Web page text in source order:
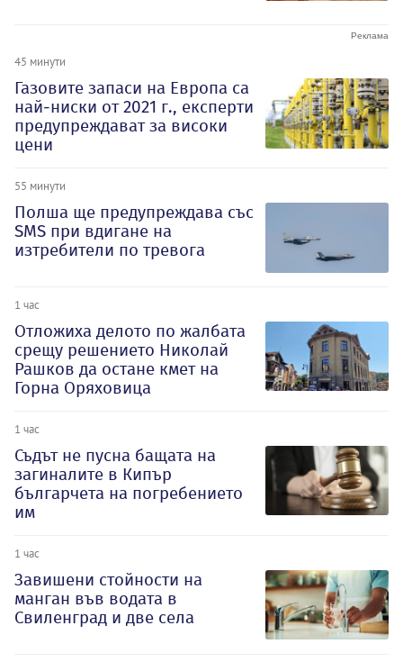
45 минути
Газовите запаси на Европа са
най-ниски от 2021 г., експерти
предупреждават за високи
цени
55 минути
Полша ще предупреждава със
SMS при вдигане на
изтребители по тревога
1 час
Отложиха делото по жалбата
срещу решението Николай
Рашков да остане кмет на
Горна Оряховица
1 час
Съдът не пусна бащата на
загиналите в Кипър
българчета на погребението
им
1 час
Завишени стойности на
манган във водата в
Свиленград и две села